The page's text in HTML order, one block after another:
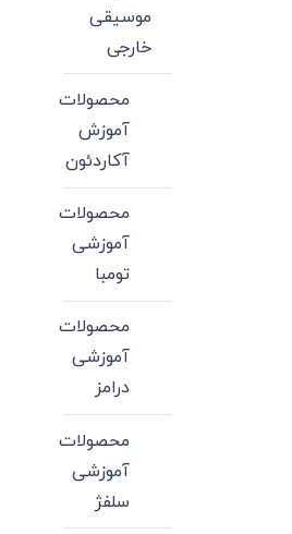
موسیقی
خارجی
محصولات
آموزش
آکاردئون
محصولات
آموزشی
تومبا
محصولات
آموزشی
درامز
محصولات
آموزشی
سلفژ